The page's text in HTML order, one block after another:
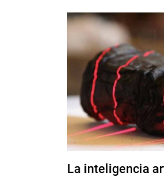
La inteligencia